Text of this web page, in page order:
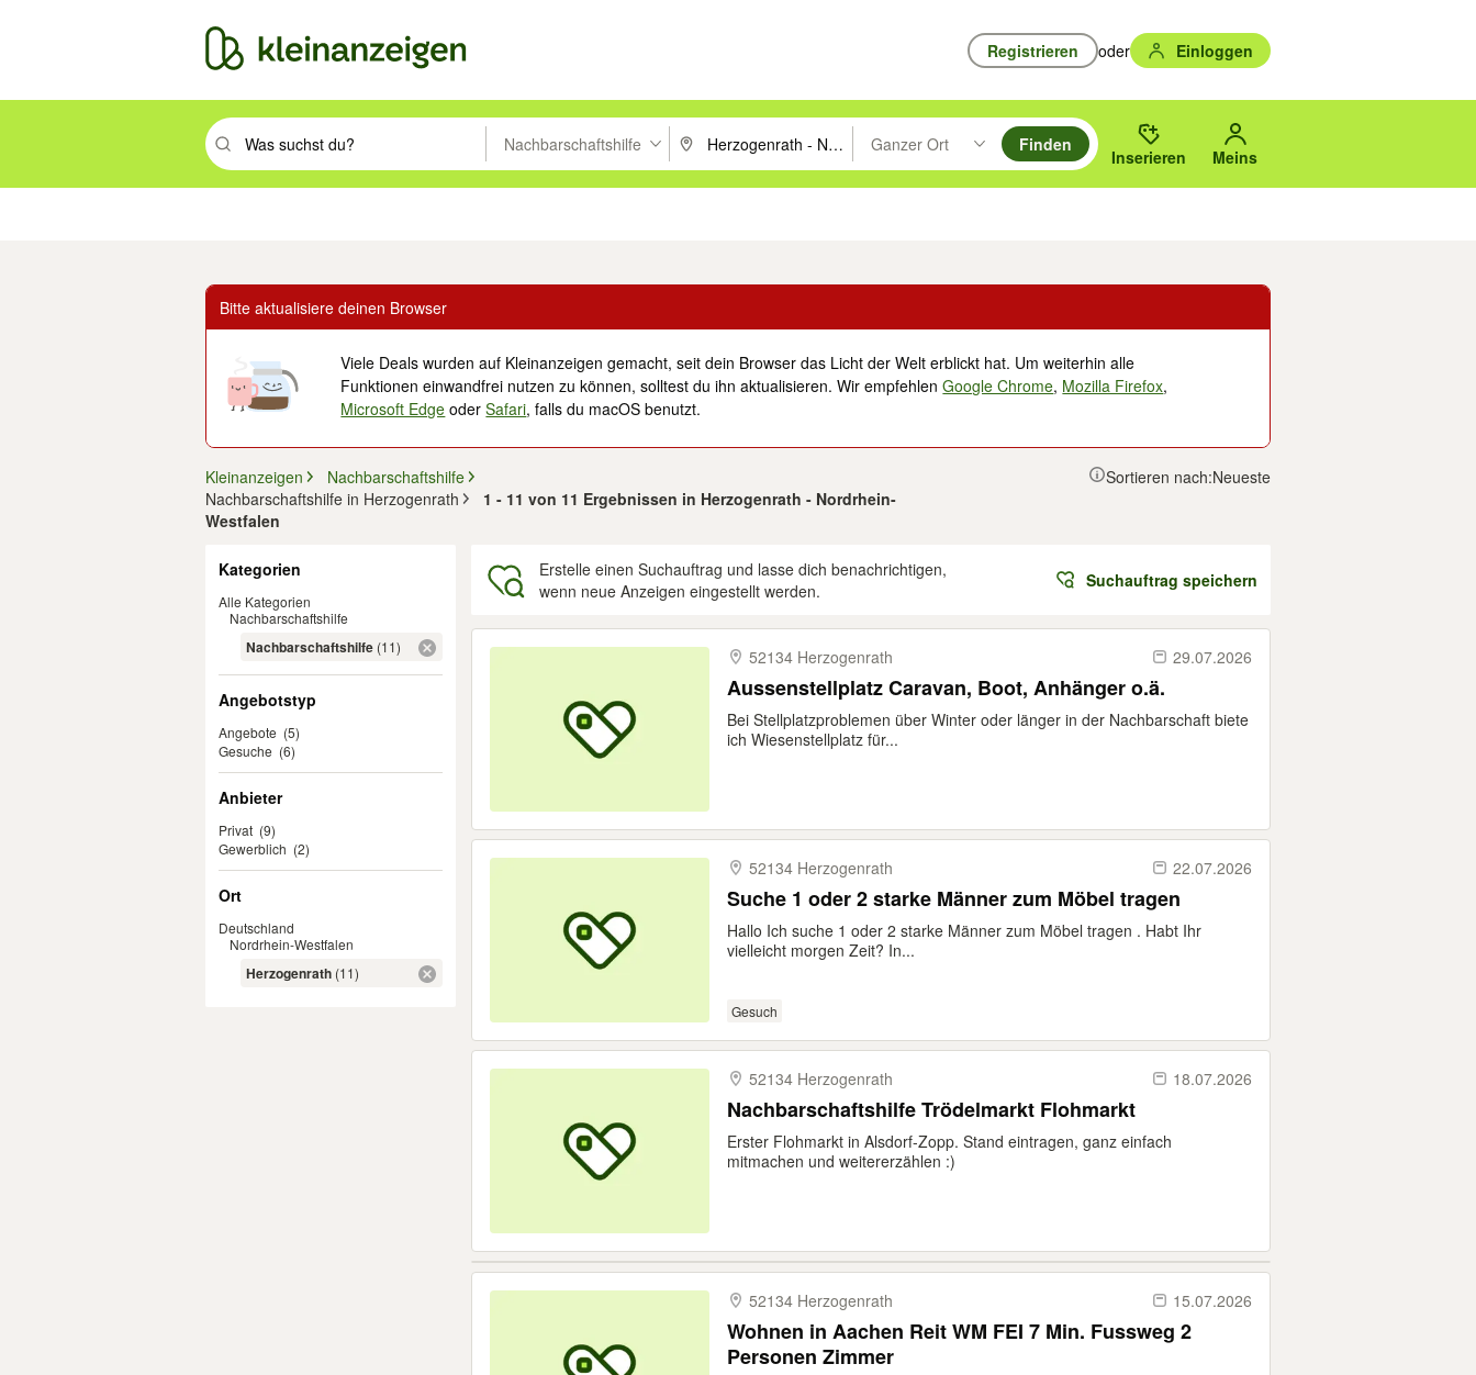
Registrieren oder Einloggen
Suchbegriff eingeben. Eingabetaste drücken um zu suchen, oder Vorschläge mit den Pfeiltasten nach oben/unten durchsuchen und mit Eingabetaste auswählen.
Nachbarschaftshilfe PLZ oder Ort eingeben. Eingabetaste drücken um zu suchen, oder Vorschläge mit den Pfeiltasten nach oben/
Ganzer Ort
Suche im Umkreis des gewählten Orts oder PLZ.
Finden
Inserieren Meins
Bitte aktualisiere deinen Browser
Viele Deals wurden auf Kleinanzeigen gemacht, seit dein Browser das Licht der Welt erblickt hat. Um weiterhin alle
Funktionen einwandfrei nutzen zu können, solltest du ihn aktualisieren. Wir empfehlenGoogle Chrome, Mozilla Firefox,
Microsoft Edge oderSafari, falls du macOS benutzt.
Kleinanzeigen
Nachbarschaftshilfe
Nachbarschaftshilfe in Herzogenrath
1 - 11 von 11 Ergebnissen in Herzogenrath - Nordrhein-
Westfalen
Sortieren nach:Neueste
Kategorien
Alle Kategorien
Nachbarschaftshilfe
Nachbarschaftshilfe (11)
Angebotstyp
Angebote (5)
Gesuche (6)
Anbieter
Privat (9)
Gewerblich (2)
Ort
Deutschland
Nordrhein-Westfalen
Herzogenrath (11)
Erstelle einen Suchauftrag und lasse dich benachrichtigen,
wenn neue Anzeigen eingestellt werden.
Suchauftrag speichern
52134 Herzogenrath
29.07.2026
Aussenstellplatz Caravan, Boot, Anhänger o.ä.
Bei Stellplatzproblemen über Winter oder länger in der Nachbarschaft biete
ich Wiesenstellplatz für...
52134 Herzogenrath 22.07.2026
Suche 1 oder 2 starke Männer zum Möbel tragen
Hallo Ich suche 1 oder 2 starke Männer zum Möbel tragen . Habt Ihr
vielleicht morgen Zeit? In...
Gesuch
52134 Herzogenrath 18.07.2026
Nachbarschaftshilfe Trödelmarkt Flohmarkt
Erster Flohmarkt in Alsdorf-Zopp. Stand eintragen, ganz einfach
mitmachen und weitererzählen :)
52134 Herzogenrath 15.07.2026
Wohnen in Aachen Reit WM FEI 7 Min. Fussweg 2
Personen Zimmer